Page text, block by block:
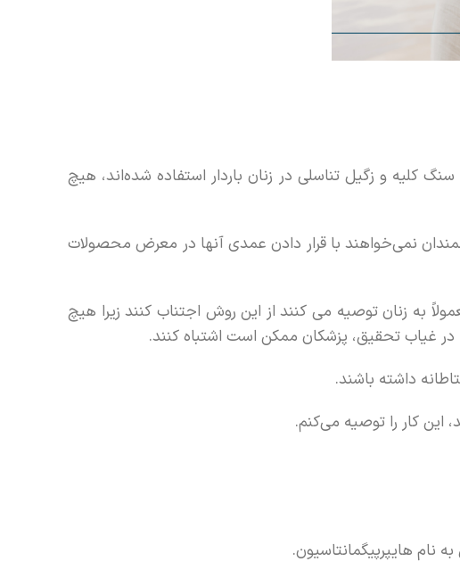
کلیه و زگیل تناسلی در زنان باردار استفاده شده‌اند، هیچ
نمی‌خواهند با قرار دادن عمدی آنها در معرض محصولات
به زنان توصیه می کنند از این روش اجتناب کنند زیرا هیچ
در غیاب تحقیق، پزشکان ممکن است اشتباه کنند.
داشته باشند.
این کار را توصیه می‌کنم.
نام هایپرپیگمانتاسیون.